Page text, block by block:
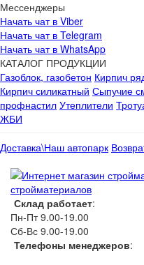
Мессенджеры
Начать чат в Viber
Начать чат в Telegram
Начать чат в WhatsApp
КАТАЛОГ ПРОДУКЦИИ
Газоблок, газобетон Кирпич
Кирпич силикатный Сыпучие
профнастил Утеплители
ЖБИ
Доставка\Наш автопарк
стройматериалов
Склад работает:
Пн-Пт 9.00-19.00
Сб-Вс 9.00-19.00
Телефоны менеджеров: